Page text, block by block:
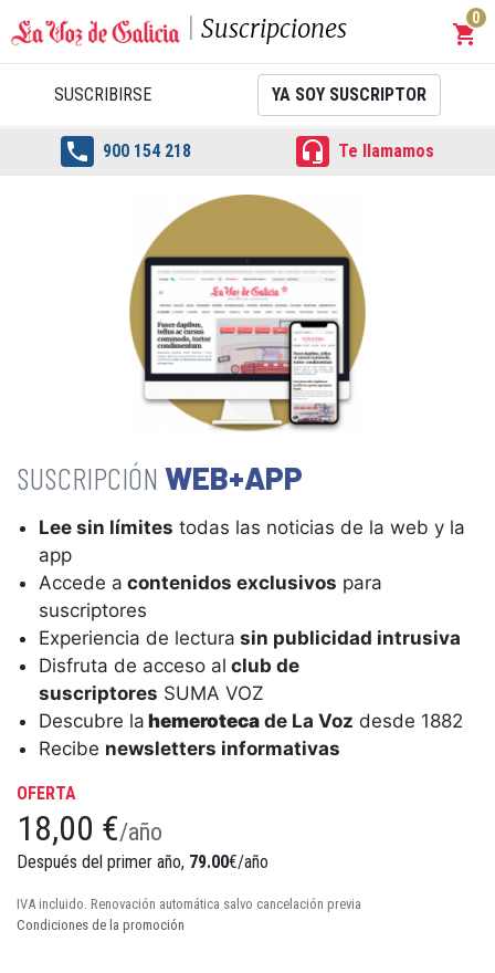
Suscripciones shopping_cart
0
SUSCRIBIRSE YA SOY SUSCRIPTOR
 900 154 218  Te llamamos
WEB+APP
Lee sin límites todas las noticias de la web y la
app
Accede a contenidos exclusivos para
suscriptores
Experiencia de lectura sin publicidad intrusiva
Disfruta de acceso al club de
suscriptores SUMA VOZ
Descubre la hemeroteca de La Voz desde 1882
Recibe newsletters informativas
OFERTA
18,00 €/año
Después del primer año, 79.00€/año
IVA incluido. Renovación automática salvo cancelación previa
Condiciones de la promoción